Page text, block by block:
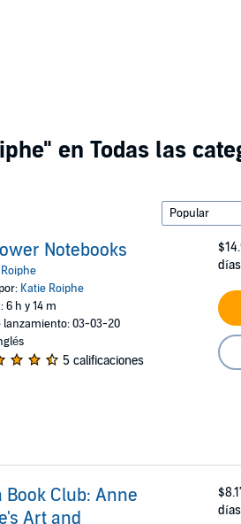
en Todas las
Notebooks
Katie Roiphe
6 h y 14 m
lanzamiento: 03-03-20
5 calificaciones
días
Book Club: Anne
Art and
días